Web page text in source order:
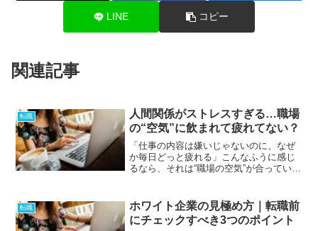
LINE コピー
関連記事
転職
人間関係がストレスすぎる…職場
の“空気”に飲まれて疲れてない？
「仕事の内容は嫌いじゃないのに、なぜ
か毎日どっと疲れる」こんなふうに感じ
るなら、それは“職場の空気”が合っていな
話のトーンが変わる✅ 飲み会・雑談・空
気の読み合い…...
転職
ホワイト企業の見極め方｜転職前
にチェックすべき3つのポイント